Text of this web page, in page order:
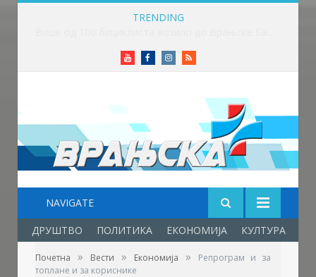
TRENDING
YoutubeFacebookInstagram
RSS
NAVIGATE
ДРУШТВО ПОЛИТИКА ЕКОНОМИЈА КУЛТУРА
Почетна » Вести » Економија »
Репрограм и за
топлане и за кориснике